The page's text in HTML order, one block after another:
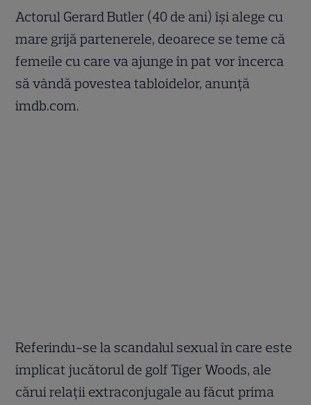
Actorul Gerard Butler (40 de ani) îşi alege cu
mare grijă partenerele, deoarece se teme că
femeile cu care va ajunge în pat vor încerca
să vândă povestea tabloidelor, anunţă
imdb.com.
Referindu-se la scandalul sexual în care este
implicat jucătorul de golf Tiger Woods, ale
cărui relaţii extraconjugale au făcut prima